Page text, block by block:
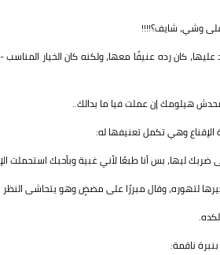
وشي، شايف؟!!!!
كان رده عنيفًا معها، ولكنه كان الخيار
هيلومك إن عملت فيا ما بدالك..
وهي تكمل تعنيفها له:
ضربك ليها، بس أنا طبعًا لأني غبية وبأحبك
لتهوره، وقال مبررًا على مضضٍ وهو يتحاشى النظر
ناقمة: